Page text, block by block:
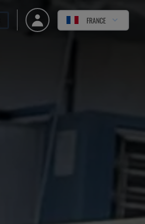
FRANCE